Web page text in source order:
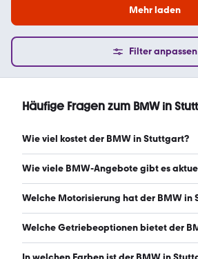
Mehr laden
Filter anpassen
Häufige Fragen zum BMW in
Wie viel kostet der BMW in Stuttgart?
Ein guter Preis für einen BMW in
monatlich. (Stand: 9.8.2026)
Wie viele BMW-Angebote gibt es
Es gibt insgesamt 4.186 BMW bei
Welche Motorisierung hat der BMW in
Der BMW in Stuttgart hat Leistungen
Welche Getriebeoptionen bietet der
Der BMW in Stuttgart ist mit